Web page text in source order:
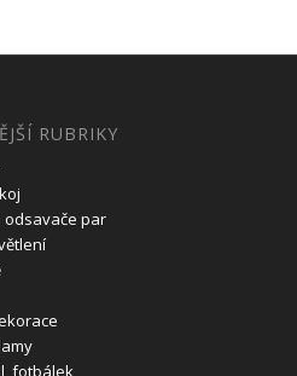
RUBRIKY
odsavače par
fotbálek